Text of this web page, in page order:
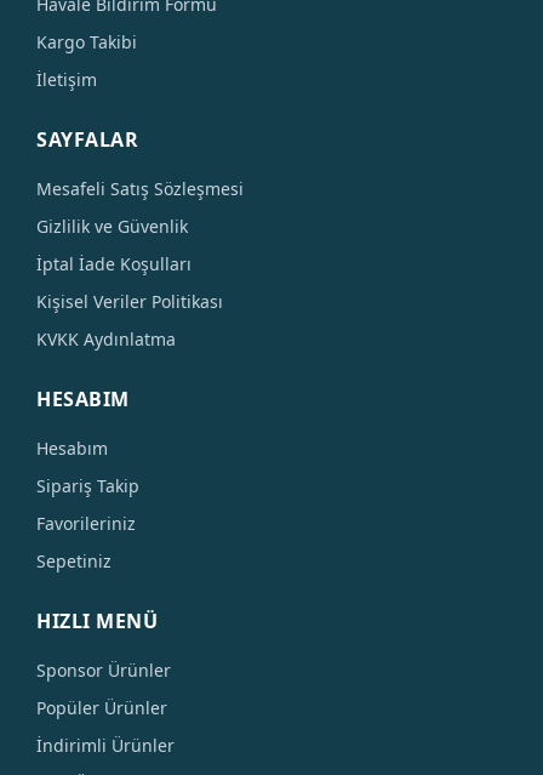
Kargo Takibi
İletişim
SAYFALAR
Mesafeli Satış Sözleşmesi
Gizlilik ve Güvenlik
İptal İade Koşulları
Kişisel Veriler Politikası
KVKK Aydınlatma
HESABIM
Hesabım
Sipariş Takip
Favorileriniz
Sepetiniz
HIZLI MENÜ
Sponsor Ürünler
Popüler Ürünler
İndirimli Ürünler